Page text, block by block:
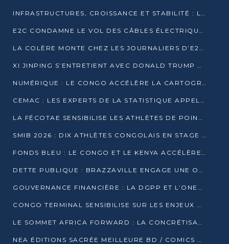
INFRASTRUCTURES, CROISSANCE ET STABILITÉ : LA GUINÉE AFFÛTE SES AMBITIONS
E2C CONDAMNE LE VOL DES CÂBLES ÉLECTRIQUES APRÈS UNE VIDÉO VIRALE
LA COLÈRE MONTE CHEZ LES JOURNALIERS D’E2C QUI DÉNONCENT 20 ANS DE PRÉCARITÉ
XI JINPING S’ENTRETIENT AVEC DONALD TRUMP À BEIJING
NUMÉRIQUE : LE CONGO ACCÉLÈRE LA CARTOGRAPHIE DE SES INFRASTRUCTURES DIGITALES
CEMAC : LES EXPERTS DE LA STATISTIQUE APPELLENT À RENFORCER LA SÉCURISATION DES DONNÉES
LA FÉCOTAE SENSIBILISE LES ATHLÈTES DE POINTE-NOIRE À L’HYGIÈNE ALIMENTA
SMIB 2026 : DIX ATHLÈTES CONGOLAIS EN STAGE AU KENYA
FONDS BLEU : LE CONGO ET LE KENYA ACCÉLÈRENT LA MOBILISATION DES FINANCEMENTS
DETTE PUBLIQUE : BRAZZAVILLE ENGAGE UNE OPÉRATION DE RACHAT DE 575 MILLIONS DE DOLLARS
GOUVERNANCE FINANCIÈRE : LA DGPP ET L’ONEC-C VERS UN PARTENARIAT POUR ASSAINIR LES ENTREPRISES PUBLIQUES
CONGO TERMINAL SENSIBILISE SUR LES ENJEUX DE LA SANTÉ MENTALE EN
LE SOMMET AFRICA FORWARD : LA CONCRÉTISATION DE PARTENARIATS ÉQUILIBRÉS ET TOURNÉS VERS L’AVENIR ENTRE LE CONTINENT AFRICAIN ET LA FRANCE
NEA ÉDITIONS SACRÉE MEILLEURE BD / COMICS D’AFRIQUE AU KENYA